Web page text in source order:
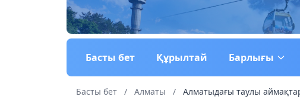
Басты бет Құрылтай Барлығы
Басты бет / Алматы / Алматыдағы таулы